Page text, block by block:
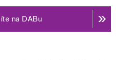
na DABu